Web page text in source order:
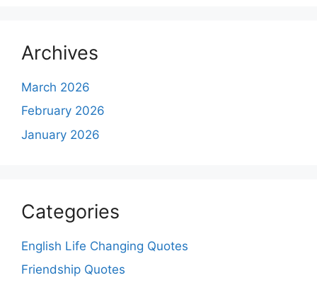
Archives
March 2026
February 2026
January 2026
Categories
English Life Changing Quotes
Friendship Quotes